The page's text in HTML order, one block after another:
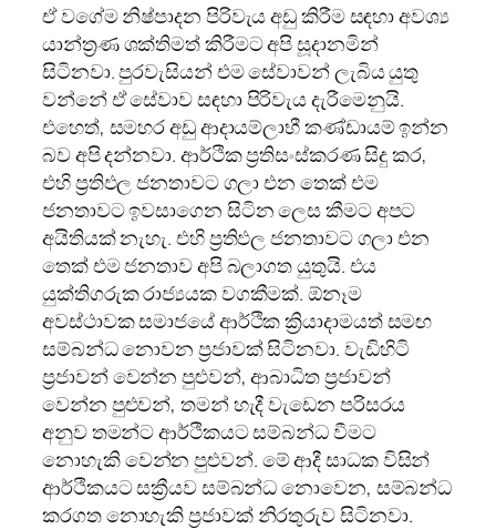
ඒ වගේම නිෂ්පාදන පිරිවැය අඩු කිරීම සඳහා අවශ්‍ය
යාන්ත්‍රණ ශක්තිමත් කිරීමට අපි සූදානමින්
සිටිනවා. පුරවැසියන් එම සේවාවන් ලැබිය යුතු
වන්නේ ඒ සේවාව සඳහා පිරිවැය දැරීමෙනුයි.
එහෙත්, සමහර අඩු ආදායම්ලාභී කණ්ඩායම් ඉන්න
බව අපි දන්නවා. ආර්ථික ප්‍රතිසංස්කරණ සිදු කර,
එහි ප්‍රතිඵල ජනතාවට ගලා එන තෙක් එම
ජනතාවට ඉවසාගෙන සිටින ලෙස කීමට අපට
අයිතියක් නැහැ. එහි ප්‍රතිඵල ජනතාවට ගලා එන
තෙක් එම ජනතාව අපි බලාගත යුතුයි. එය
යුක්තිගරුක රාජ්‍යයක වගකීමක්. ඕනෑම
අවස්ථාවක සමාජයේ ආර්ථික ක්‍රියාදාමයත් සමඟ
සම්බන්ධ නොවන ප්‍රජාවක් සිටිනවා. වැඩිහිටි
ප්‍රජාවන් වෙන්න පුළුවන්, ආබාධිත ප්‍රජාවන්
වෙන්න පුළුවන්, තමන් හැදී වැඩෙන පරිසරය
අනුව තමන්ට ආර්ථිකයට සම්බන්ධ වීමට
නොහැකි වෙන්න පුළුවන්. මේ ආදී සාධක විසින්
ආර්ථිකයට සක්‍රීයව සම්බන්ධ නොවෙන, සම්බන්ධ
කරගත නොහැකි ප්‍රජාවක් නිරතුරුව සිටිනවා.